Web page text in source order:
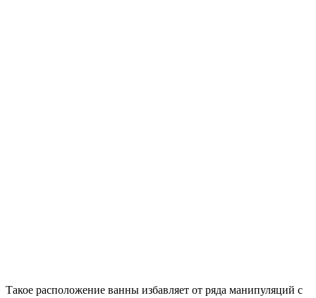
Такое расположение ванны избавляет от ряда манипуляций с